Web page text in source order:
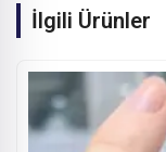
İlgili Ürünler